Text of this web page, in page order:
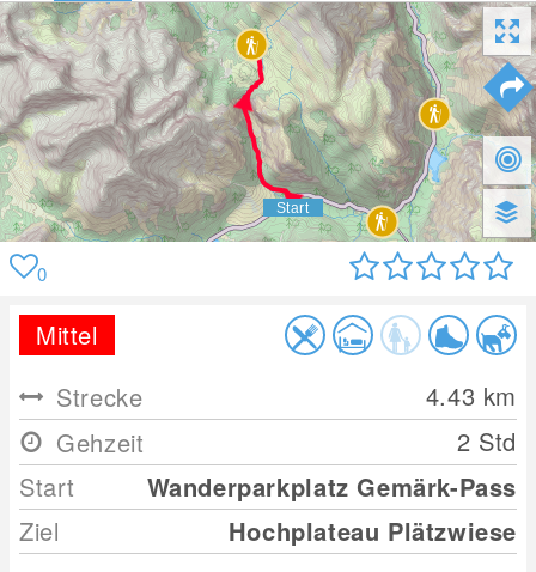
0
Mittel
Strecke
4.43 km
Gehzeit
2 Std
Start
Wanderparkplatz Gemärk-Pass
Ziel
Hochplateau Plätzwiese